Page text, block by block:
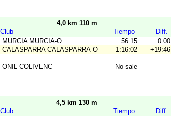
4,0 km 110 m
Club Tiempo
Diff.
MURCIA MURCIA-O 56:15
0:00
CALASPARRA CALASPARRA-O 1:16:02 +19:46
ONIL COLIVENC No sale
4,5 km 130 m
Club Tiempo
Diff.